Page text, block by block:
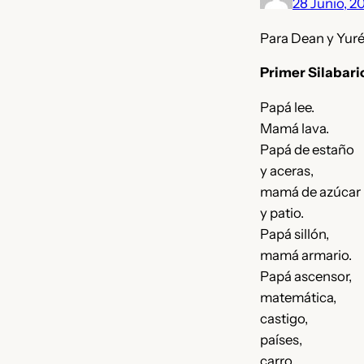
Para Dean y
Primer
Papá lee.
Mamá lava.
Papá de estaño
y aceras,
mamá de azúcar
y patio.
Papá sillón,
mamá armario.
Papá ascensor,
matemática,
castigo,
países,